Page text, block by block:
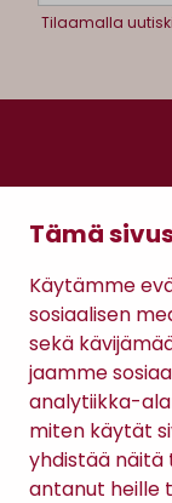
Tämä
Käytämme
sosiaalisen
sekä
jaamme
analytiikka-
miten käytät
yhdistää näitä
antanut heille
Tilaamalla